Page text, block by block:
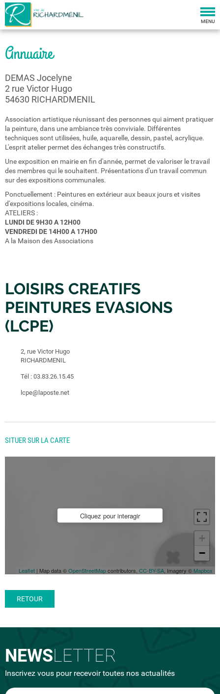
MENU
Annuaire
DEMAS Jocelyne
2 rue Victor Hugo
54630 RICHARDMENIL
Association artistique réunissant des personnes qui aiment pratiquer
la peinture, dans une ambiance très conviviale. Différentes
techniques sont utilisées, huile, aquarelle, dessin, pastel, acrylique.
L'esprit atelier permet des échanges très constructifs.
Une exposition en mairie en fin d'année, permet de valoriser le travail
des membres qui le souhaitent. Présentations d'un travail commun
sur des expositions communales.
Ponctuellement : Peintures en extérieur aux beaux jours et visites
d'expositions locales, cinéma.
ATELIERS :
LUNDI DE 9H30 A 12H00
VENDREDI DE 14H00 A 17H00
A la Maison des Associations
LOISIRS CREATIFS
PEINTURES EVASIONS
(LCPE)
2, rue Victor Hugo
RICHARDMENIL
Tél : 03.83.26.15.45
lcpe@laposte.net
SITUER SUR LA CARTE
+
−
Leaflet | Map data ©OpenStreetMapcontributors, CC-BY-SA , Imagery ©Mapbox
Cliquez pour interagir
RETOUR
NEWSLETTER
Inscrivez vous pour recevoir toutes nos actualités